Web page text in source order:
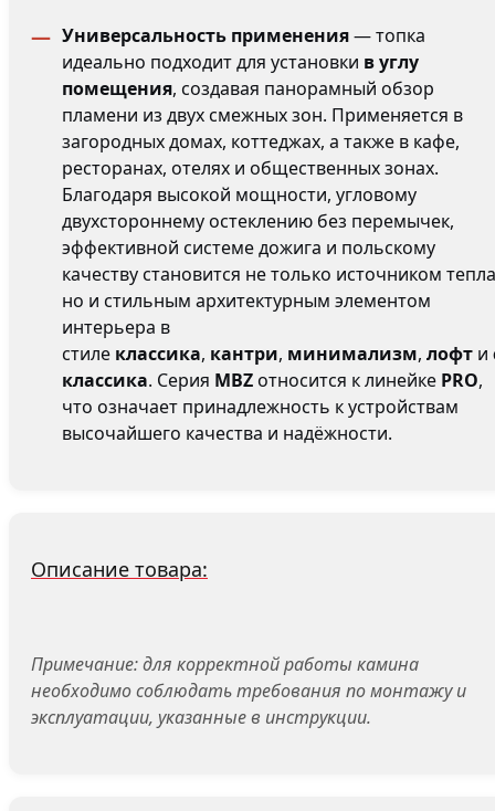
Универсальность применения— топка
идеально подходит для установки в углу
помещения, создавая панорамный обзор
пламени из двух смежных зон. Применяется в
загородных домах, коттеджах, а также в кафе,
ресторанах, отелях и общественных зонах.
Благодаря высокой мощности, угловому
двухстороннему остеклению без перемычек,
эффективной системе дожига и польскому
качеству становится не только источником
но и стильным архитектурным элементом
интерьера в
стиле классика, кантри, минимализм, лофт и
классика. Серия MBZотносится к линейке PRO,
что означает принадлежность к устройствам
высочайшего качества и надёжности.
Описание товара:
Примечание: для корректной работы камина
необходимо соблюдать требования по монтажу и
эксплуатации, указанные в инструкции.